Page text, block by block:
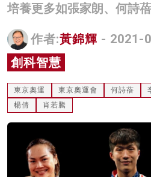
科技
影片
名家榜
灼見活動
關於我們
培養更多如張家朗、何詩
作者:黃錦輝 - 2021-
創科智慧
東京奧運 東京奧運會 何詩蓓
楊倩
肖若騰